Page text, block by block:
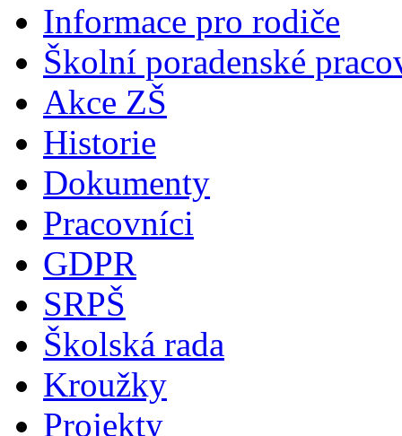
Informace pro rodiče
Školní poradenské
Akce ZŠ
Historie
Dokumenty
Pracovníci
GDPR
SRPŠ
Školská rada
Kroužky
Projekty